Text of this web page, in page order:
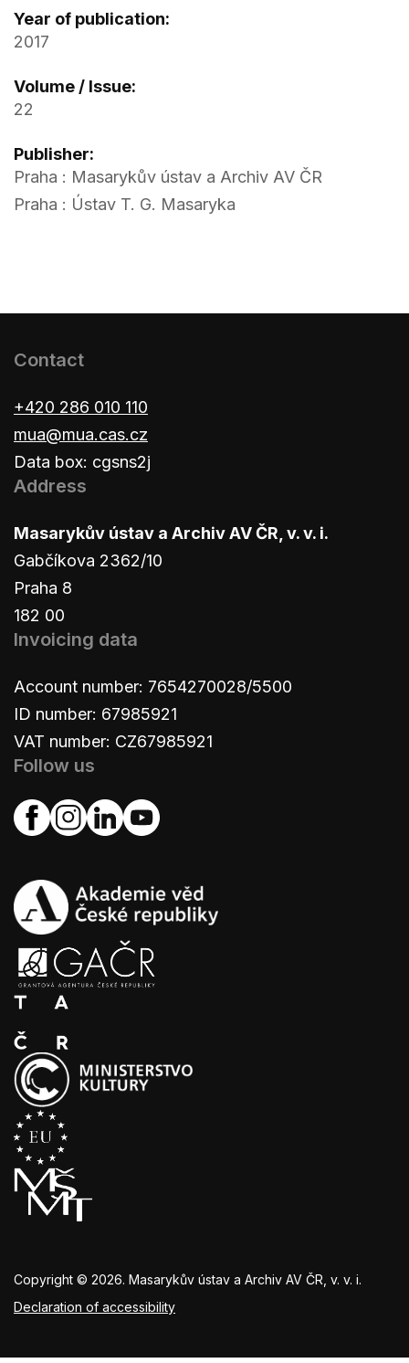
Year of publication:
2017
Volume / Issue:
22
Publisher:
Praha : Masarykův ústav a Archiv AV ČR
Praha : Ústav T. G. Masaryka
Contact
+420 286 010 110
mua@mua.cas.cz
Data box: cgsns2j
Address
Masarykův ústav a Archiv AV ČR, v. v. i.
Gabčíkova 2362/10
Praha 8
182 00
Invoicing data
Account number: 7654270028/5500
ID number: 67985921
VAT number: CZ67985921
Follow us
Copyright © 2026. Masarykův ústav a Archiv AV ČR, v. v. i.
Declaration of accessibility